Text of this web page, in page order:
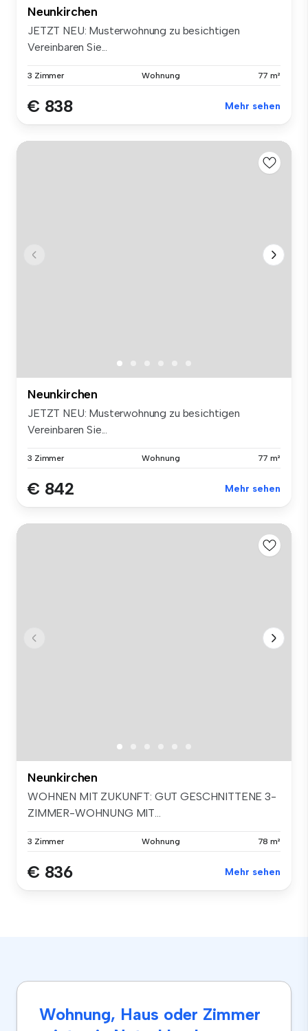
Neunkirchen
JETZT NEU: Musterwohnung zu besichtigen
Vereinbaren Sie...
3 Zimmer Wohnung 77 m²
€ 838 Mehr sehen
Neunkirchen
JETZT NEU: Musterwohnung zu besichtigen
Vereinbaren Sie...
3 Zimmer Wohnung 77 m²
€ 842 Mehr sehen
Neunkirchen
WOHNEN MIT ZUKUNFT: GUT GESCHNITTENE 3-
ZIMMER-WOHNUNG MIT...
3 Zimmer Wohnung 78 m²
€ 836 Mehr sehen
Wohnung, Haus oder Zimmer